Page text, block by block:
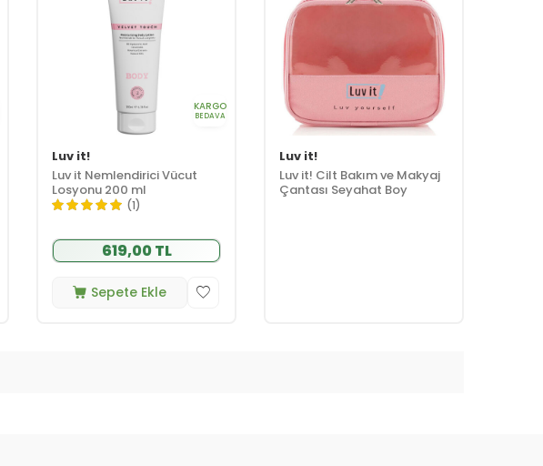
KARGO
BEDAVA
Luv it!
Luv it Nemlendirici Vücut
Losyonu 200 ml
(1)
619,00 TL
Sepete Ekle
Luv it!
Luv it! Cilt Bakım ve Makyaj
Çantası Seyahat Boy